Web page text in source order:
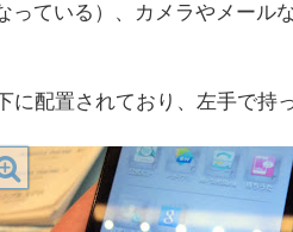
っている）、カメラやメール
に配置されており、左手で持